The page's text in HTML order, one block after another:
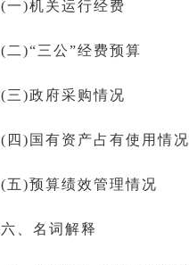
(一)机关运行经费
(二)“三公”经费预算
(三)政府采购情况
(四)国有资产占有使用情况
(五)预算绩效管理情况
六、名词解释